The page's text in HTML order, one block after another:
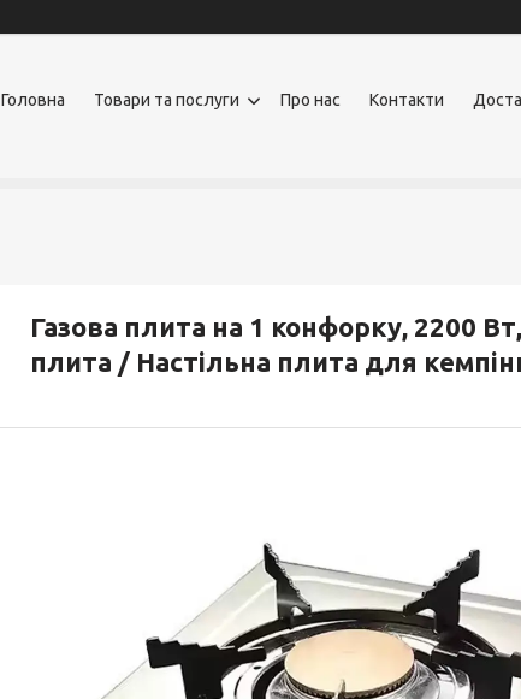
Головна Товари та послуги Про нас Контакти
Газова плита на 1 конфорку, 2200
плита / Настільна плита для